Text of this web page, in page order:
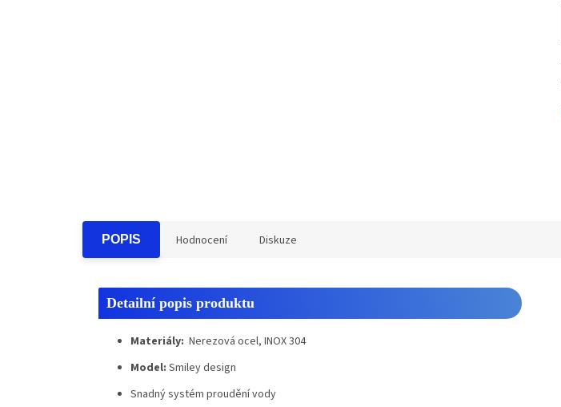
POPIS Hodnocení Diskuze
Detailní popis produktu
Materiály: Nerezová ocel, INOX 304
Model: Smiley design
Snadný systém proudění vody